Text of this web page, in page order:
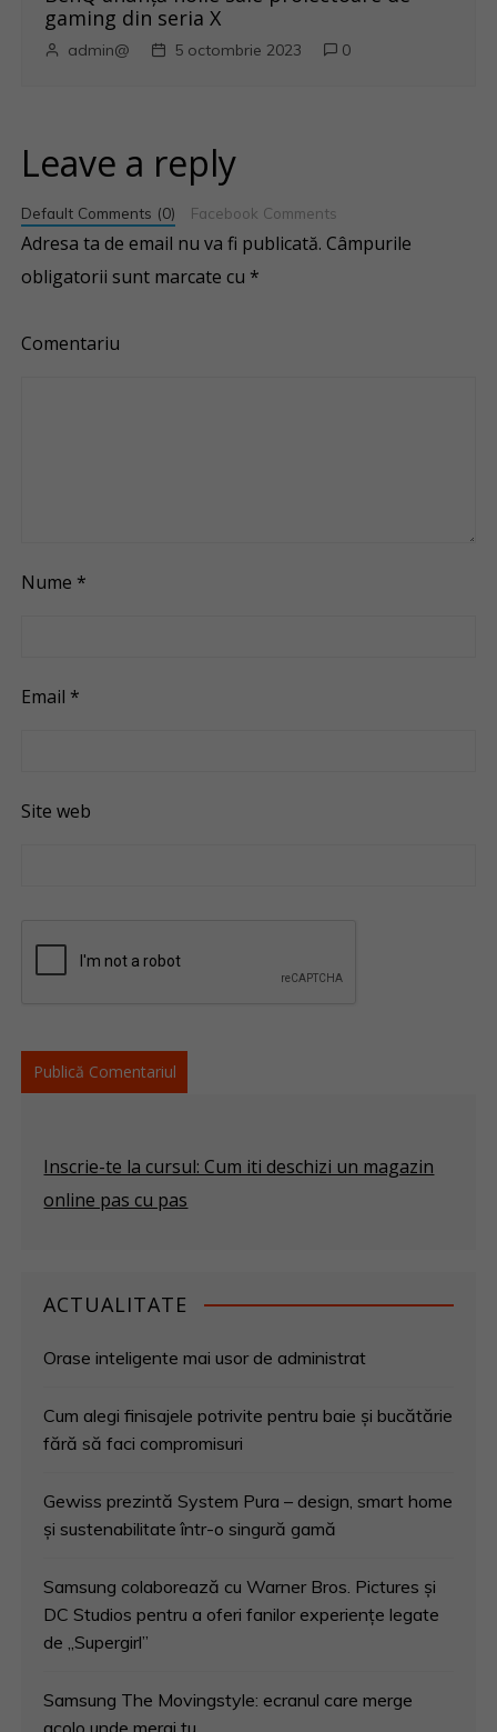
gaming din seria X
admin@ 5 octombrie 2023 0
Leave a reply
Default Comments (0) Facebook Comments
Adresa ta de email nu va fi publicată. Câmpurile
obligatorii sunt marcate cu *
Comentariu
Nume *
Email *
Site web
Inscrie-te la cursul: Cum iti deschizi un magazin
online pas cu pas
ACTUALITATE
Orase inteligente mai usor de administrat
Cum alegi finisajele potrivite pentru baie și bucătărie
fără să faci compromisuri
Gewiss prezintă System Pura – design, smart home
și sustenabilitate într-o singură gamă
Samsung colaborează cu Warner Bros. Pictures și
DC Studios pentru a oferi fanilor experiențe legate
de „Supergirl”
Samsung The Movingstyle: ecranul care merge
acolo unde mergi tu